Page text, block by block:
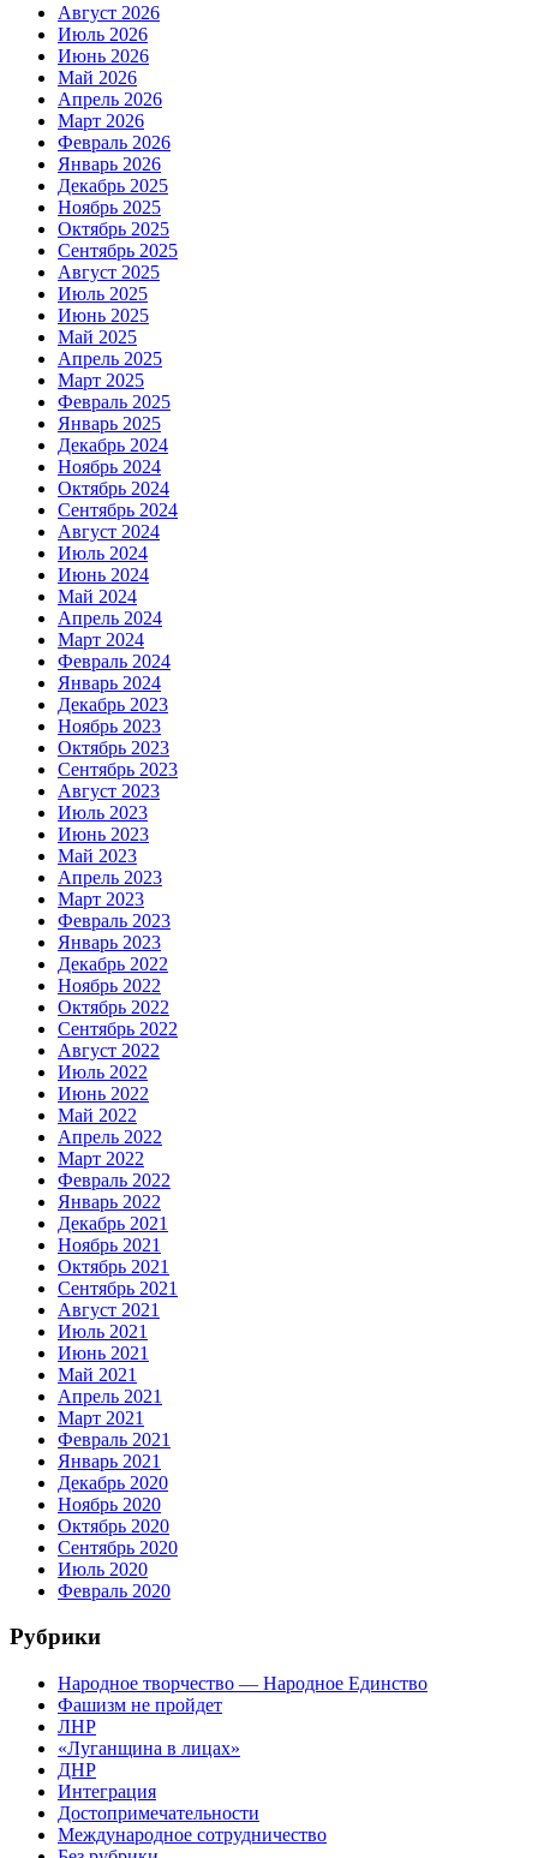
Август 2026
Июль 2026
Июнь 2026
Май 2026
Апрель 2026
Март 2026
Февраль 2026
Январь 2026
Декабрь 2025
Ноябрь 2025
Октябрь 2025
Сентябрь 2025
Август 2025
Июль 2025
Июнь 2025
Май 2025
Апрель 2025
Март 2025
Февраль 2025
Январь 2025
Декабрь 2024
Ноябрь 2024
Октябрь 2024
Сентябрь 2024
Август 2024
Июль 2024
Июнь 2024
Май 2024
Апрель 2024
Март 2024
Февраль 2024
Январь 2024
Декабрь 2023
Ноябрь 2023
Октябрь 2023
Сентябрь 2023
Август 2023
Июль 2023
Июнь 2023
Май 2023
Апрель 2023
Март 2023
Февраль 2023
Январь 2023
Декабрь 2022
Ноябрь 2022
Октябрь 2022
Сентябрь 2022
Август 2022
Июль 2022
Июнь 2022
Май 2022
Апрель 2022
Март 2022
Февраль 2022
Январь 2022
Декабрь 2021
Ноябрь 2021
Октябрь 2021
Сентябрь 2021
Август 2021
Июль 2021
Июнь 2021
Май 2021
Апрель 2021
Март 2021
Февраль 2021
Январь 2021
Декабрь 2020
Ноябрь 2020
Октябрь 2020
Сентябрь 2020
Июль 2020
Февраль 2020
Рубрики
Народное творчество — Народное Единство
Фашизм не пройдет
ЛНР
«Луганщина в лицах»
ДНР
Интеграция
Достопримечательности
Международное сотрудничество